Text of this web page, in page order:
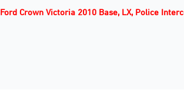
Ford Crown Victoria 2010 Base, LX, Police
Ford E-
Ford E-